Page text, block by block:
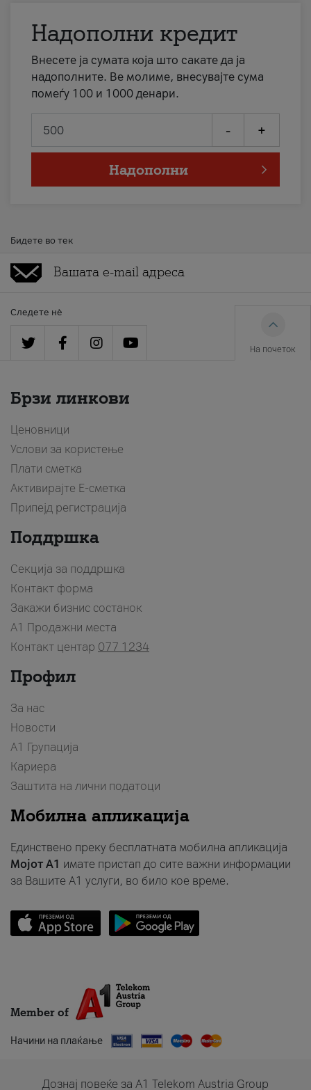
Надополни кредит
Внесете ја сумата која што сакате да ја
надополните. Ве молиме, внесувајте сума
помеѓу 100 и 1000 денари.
- +
Надополни
Бидете во тек
Следете нè
На почеток
Брзи линкови
Ценовници
Услови за користење
Плати сметка
Активирајте Е-сметка
Припејд регистрација
Поддршка
Секција за поддршка
Контакт форма
Закажи бизнис состанок
A1 Продажни места
Контакт центар 077 1234
Профил
За нас
Новости
А1 Групација
Кариера
Заштита на лични податоци
Мобилна апликација
Единствено преку бесплатната мобилна апликација
Мојот A1 имате пристап до сите важни информации
за Вашите A1 услуги, во било кое време.
Member of
Начини на плаќање
Дознај повеќе за A1 Telekom Austria Group